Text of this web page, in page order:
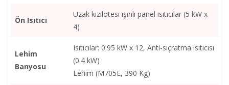
Ön Isıtıcı
Uzak kızılötesi ışınlı panel ısıtıcılar (5 kW x
4)
Lehim
Banyosu
Isıtıcılar: 0.95 kW x 12, Anti-sıçratma ısıtıcısı
(0.4 kW)
Lehim (M705E, 390 Kg)